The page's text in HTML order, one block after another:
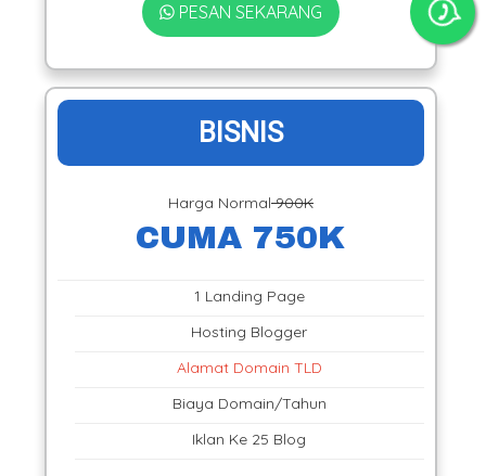
PESAN SEKARANG
BISNIS
Harga Normal900K
CUMA 750K
1 Landing Page
Hosting Blogger
Alamat Domain TLD
Biaya Domain/Tahun
Iklan Ke 25 Blog